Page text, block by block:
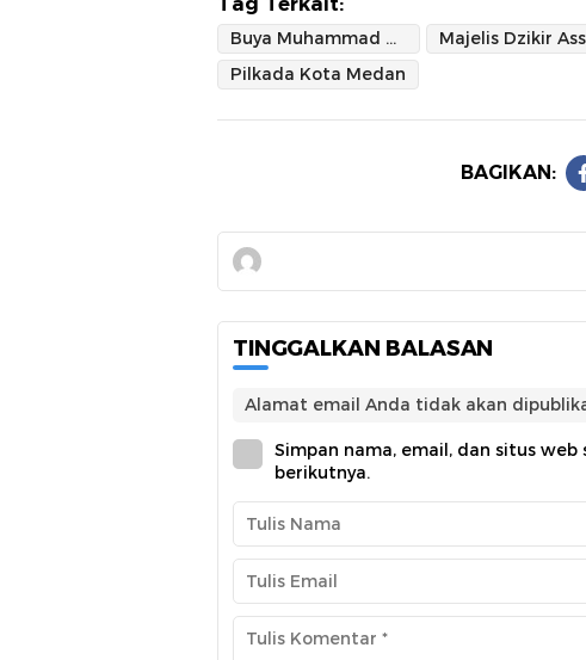
Buya Muhammad Dahrul Yusuf
Pilkada Kota Medan
BAGIKAN:
TINGGALKAN BALASAN
Alamat email Anda tidak akan
Simpan nama, email, dan situs
berikutnya.